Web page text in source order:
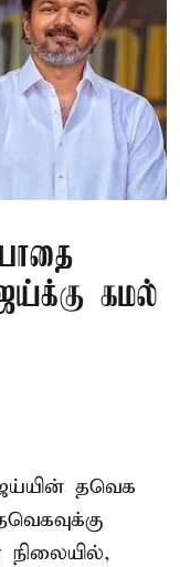
கமல்
தவெக
நிலையில்,